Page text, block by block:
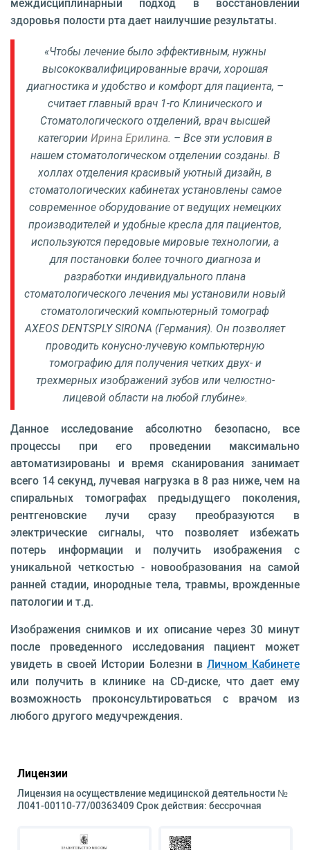
междисциплинарный подход в восстановлении
здоровья полости рта дает наилучшие результаты.
«Чтобы лечение было эффективным, нужны
высококвалифицированные врачи, хорошая
диагностика и удобство и комфорт для пациента, –
считает главный врач 1-го Клинического и
Стоматологического отделений, врач высшей
категорииИрина Ерилина. – Все эти условия в
нашем стоматологическом отделении созданы. В
холлах отделения красивый уютный дизайн, в
стоматологических кабинетах установлены самое
современное оборудование от ведущих немецких
производителей и удобные кресла для пациентов,
используются передовые мировые технологии, а
для постановки более точного диагноза и
разработки индивидуального плана
стоматологического лечения мы установили новый
стоматологический компьютерный томограф
AXEOS DENTSPLY SIRONA (Германия). Он позволяет
проводить конусно-лучевую компьютерную
томографию для получения четких двух- и
трехмерных изображений зубов или челюстно-
лицевой области на любой глубине».
Данное исследование абсолютно безопасно, все
процессы при его проведении максимально
автоматизированы и время сканирования занимает
всего 14 секунд, лучевая нагрузка в 8 раз ниже, чем на
спиральных томографах предыдущего поколения,
рентгеновские лучи сразу преобразуются в
электрические сигналы, что позволяет избежать
потерь информации и получить изображения с
уникальной четкостью - новообразования на самой
ранней стадии, инородные тела, травмы, врожденные
патологии и т.д.
Изображения снимков и их описание через 30 минут
после проведенного исследования пациент может
увидеть в своей Истории Болезни в Личном Кабинете
или получить в клинике на CD-диске, что дает ему
возможность проконсультироваться с врачом из
любого другого медучреждения.
Лицензии
Лицензия на осуществление медицинской деятельности №
Л041-00110-77/00363409 Срок действия: бессрочная